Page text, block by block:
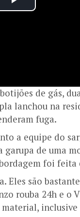
de gás,
lanchou na
fuga.
a equipe do
garupa de uma
foi feita
Eles são
rouba 24h e o
inclusive